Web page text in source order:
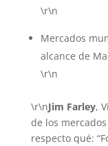
\r\n
Mercados
alcance de
\r\n
\r\nJim Farley,
de los
respecto qué: